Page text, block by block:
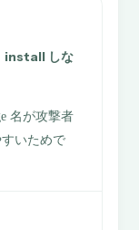
install しな
名が攻撃者
いためで